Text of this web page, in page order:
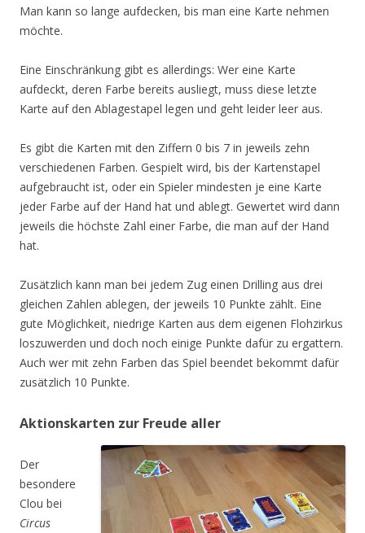
Man kann so lange aufdecken, bis man eine Karte nehmen
möchte.
Eine Einschränkung gibt es allerdings: Wer eine Karte
aufdeckt, deren Farbe bereits ausliegt, muss diese letzte
Karte auf den Ablagestapel legen und geht leider leer aus.
Es gibt die Karten mit den Ziffern 0 bis 7 in jeweils zehn
verschiedenen Farben. Gespielt wird, bis der Kartenstapel
aufgebraucht ist, oder ein Spieler mindesten je eine Karte
jeder Farbe auf der Hand hat und ablegt. Gewertet wird dann
jeweils die höchste Zahl einer Farbe, die man auf der Hand
hat.
Zusätzlich kann man bei jedem Zug einen Drilling aus drei
gleichen Zahlen ablegen, der jeweils 10 Punkte zählt. Eine
gute Möglichkeit, niedrige Karten aus dem eigenen Flohzirkus
loszuwerden und doch noch einige Punkte dafür zu ergattern.
Auch wer mit zehn Farben das Spiel beendet bekommt dafür
zusätzlich 10 Punkte.
Aktionskarten zur Freude aller
Der
besondere
Clou bei
Circus